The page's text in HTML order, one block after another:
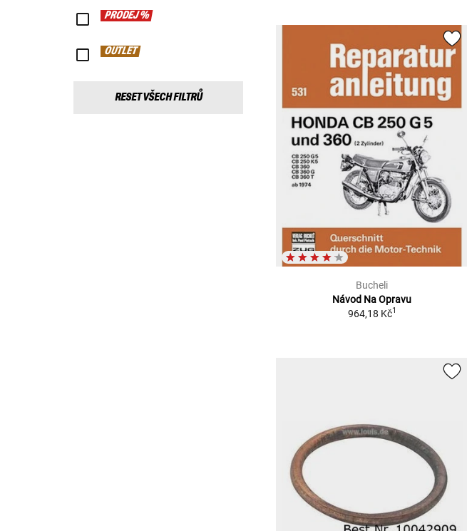
PRODEJ %
OUTLET
RESET VŠECH FILTRŮ
Bucheli
Návod Na Opravu
964,18 Kč1